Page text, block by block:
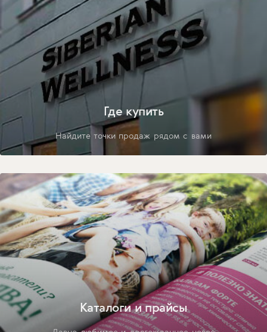
Где купить
Найдите точки продаж рядом с вами
Каталоги и прайсы